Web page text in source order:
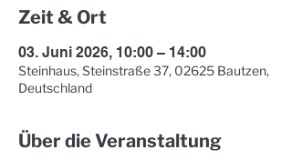
Zeit & Ort
03. Juni 2026, 10:00 – 14:00
Steinhaus, Steinstraße 37, 02625 Bautzen,
Deutschland
Über die Veranstaltung